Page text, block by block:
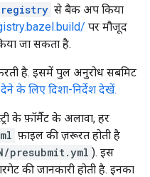
से बैक अप किया
पर मौजूद
जा सकता है.
है. इसमें पुल अनुरोध सबमिट
के लिए दिशा-निर्देश देखें.
के फ़ॉर्मैट के अलावा, हर
फ़ाइल की ज़रूरत होती है
presubmit.yml ). इस
की जानकारी होती है. इनका